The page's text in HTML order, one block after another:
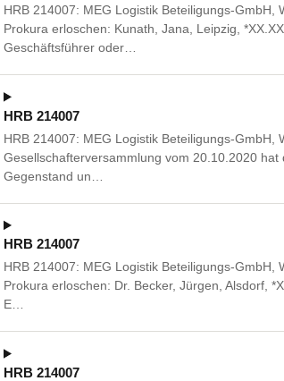
HRB 214007: MEG Logistik Beteiligungs-
Prokura erloschen: Kunath, Jana, Leipzig,
Geschäftsführer oder…
HRB 214007
HRB 214007: MEG Logistik Beteiligungs-
Gesellschafterversammlung vom 20.10.2020
Gegenstand un…
HRB 214007
HRB 214007: MEG Logistik Beteiligungs-
Prokura erloschen: Dr. Becker, Jürgen, Alsdorf,
E…
HRB 214007